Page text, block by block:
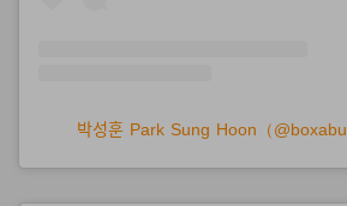
박성훈 Park Sung Hoon（